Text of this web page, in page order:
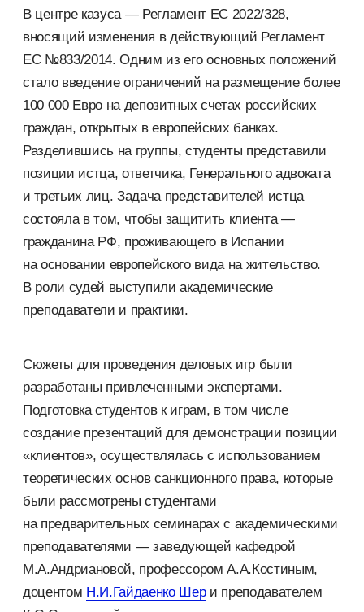
В центре казуса — Регламент ЕС 2022/328,
вносящий изменения в действующий Регламент
ЕС №833/2014. Одним из его основных положений
стало введение ограничений на размещение более
100 000 Евро на депозитных счетах российских
граждан, открытых в европейских банках.
Разделившись на группы, студенты представили
позиции истца, ответчика, Генерального адвоката
и третьих лиц. Задача представителей истца
состояла в том, чтобы защитить клиента —
гражданина РФ, проживающего в Испании
на основании европейского вида на жительство.
В роли судей выступили академические
преподаватели и практики.
Сюжеты для проведения деловых игр были
разработаны привлеченными экспертами.
Подготовка студентов к играм, в том числе
создание презентаций для демонстрации позиции
«клиентов», осуществлялась с использованием
теоретических основ санкционного права, которые
были рассмотрены студентами
на предварительных семинарах с академическими
преподавателями — заведующей кафедрой
М.А.Андриановой, профессором А.А.Костиным,
доцентом Н.И. Гайдаенко Шери преподавателем